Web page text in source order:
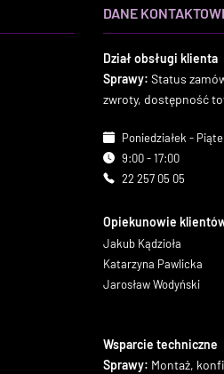
DANE
Dział obsługi klienta
Sprawy: Status
zwroty, dostępność
Poniedziałek -
9:00 - 17:00
22 257 05 05
Opiekunowie
Jakub Kądzioła
Katarzyna Pawlicka
Jarosław Wodyński
Wsparcie techniczne
Sprawy: Montaż,